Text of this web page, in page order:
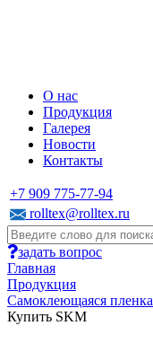
О нас
Продукция
Галерея
Новости
Контакты
+7 909 775-77-94
rolltex@rolltex.ru
задать вопрос
Главная
Продукция
Самоклеющаяся пленка
Купить SKM